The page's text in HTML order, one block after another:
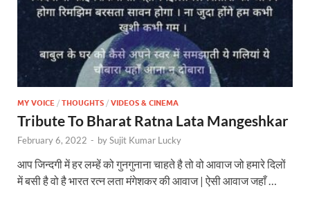
MY VOICE / THOUGHTS / VIDEOS & CINEMA
Tribute To Bharat Ratna Lata Mangeshkar
February 6, 2022 - bySujit Kumar Lucky
आप जिन्दगी में हर लम्हें को गुनगुनाना चाहते है तो वो आवाज जो हमारे दिलों
में बसी है वो है भारत रत्न लता मंगेशकर की आवाज | ऐसी आवाज जहाँ …